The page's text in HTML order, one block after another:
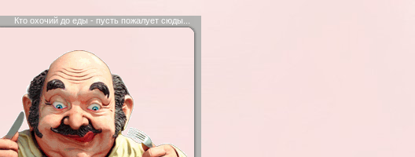
Кто охочий до еды - пусть пожалует сюды...